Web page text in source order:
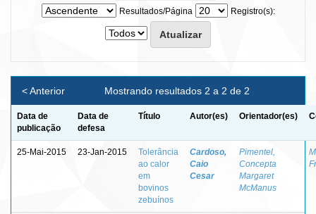
Resultados/Página
Registro(s):
Mostrando resultados 2 a 2 de 2
< Anterior
Data de
publicação
Data de
defesa
Título Autor(es) Orientador(es)
25-Mai-2015 23-Jan-2015
Tolerância
ao calor
em
bovinos
zebuínos
Cardoso,
Caio
Cesar
Pimentel,
Concepta
Margaret
McManus